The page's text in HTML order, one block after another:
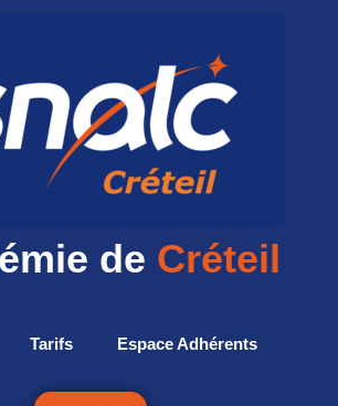
de Créteil
Tarifs Espace Adhérents